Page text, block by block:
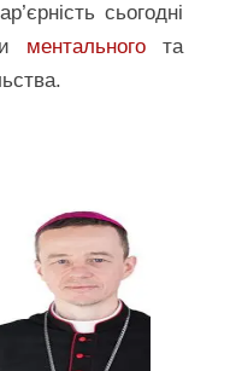
сьогодні
ментальногота